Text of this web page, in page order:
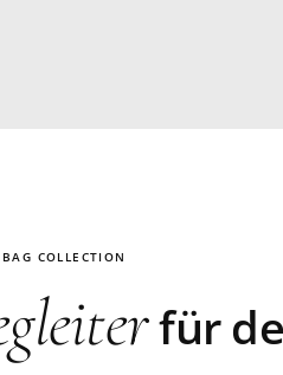
COLLECTION
für